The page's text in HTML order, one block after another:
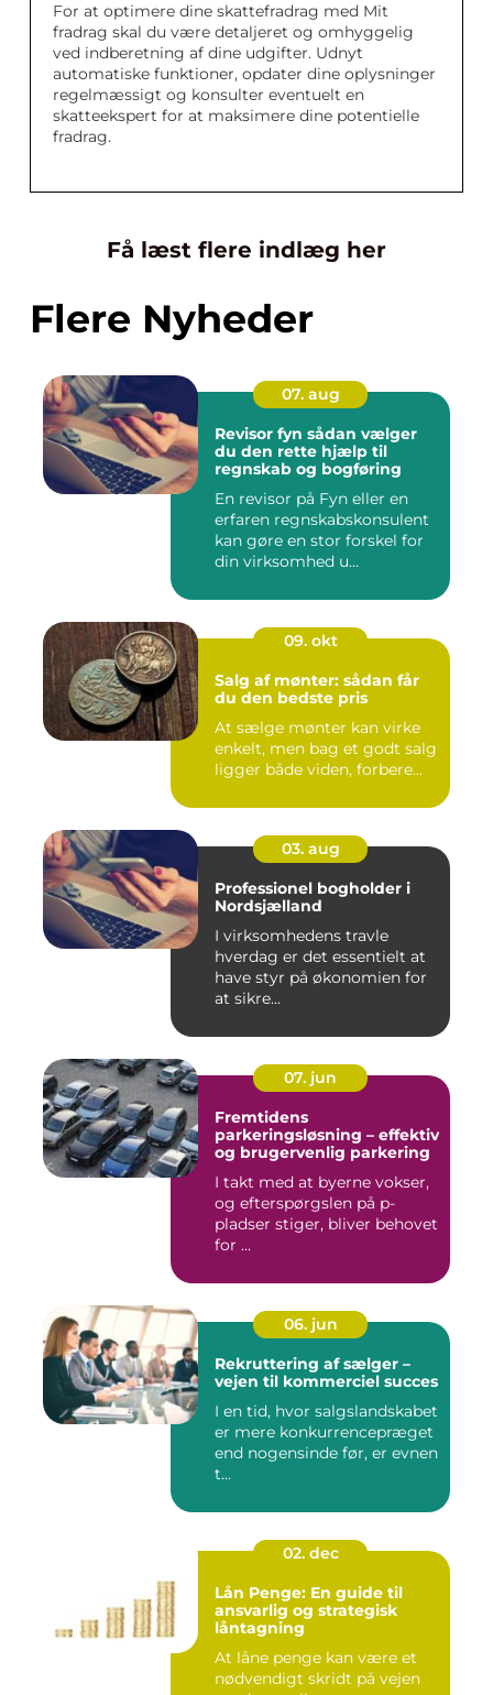
For at optimere dine skattefradrag med Mit
fradrag skal du være detaljeret og omhyggelig
ved indberetning af dine udgifter. Udnyt
automatiske funktioner, opdater dine oplysninger
regelmæssigt og konsulter eventuelt en
skatteekspert for at maksimere dine potentielle
fradrag.
Få læst flere indlæg her
Flere Nyheder
07. aug
Revisor fyn sådan vælger
du den rette hjælp til
regnskab og bogføring
En revisor på Fyn eller en
erfaren regnskabskonsulent
kan gøre en stor forskel for
din virksomhed u...
09. okt
Salg af mønter: sådan får
du den bedste pris
At sælge mønter kan virke
enkelt, men bag et godt salg
ligger både viden, forbere...
03. aug
Professionel bogholder i
Nordsjælland
I virksomhedens travle
hverdag er det essentielt at
have styr på økonomien for
at sikre...
07. jun
Fremtidens
parkeringsløsning – effektiv
og brugervenlig parkering
I takt med at byerne vokser,
og efterspørgslen på p-
pladser stiger, bliver behovet
for ...
06. jun
Rekruttering af sælger –
vejen til kommerciel succes
I en tid, hvor salgslandskabet
er mere konkurrencepræget
end nogensinde før, er evnen
t...
02. dec
Lån Penge: En guide til
ansvarlig og strategisk
låntagning
At låne penge kan være et
nødvendigt skridt på vejen